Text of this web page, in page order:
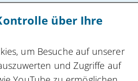
absenden
Newslettern
über Ihre
um Besuche auf unserer
und Zugriffe auf